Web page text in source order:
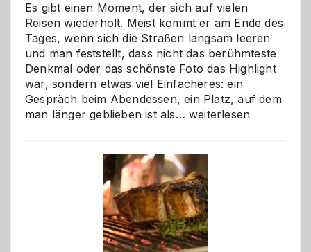
Es gibt einen Moment, der sich auf vielen
Reisen wiederholt. Meist kommt er am Ende des
Tages, wenn sich die Straßen langsam leeren
und man feststellt, dass nicht das berühmteste
Denkmal oder das schönste Foto das Highlight
war, sondern etwas viel Einfacheres: ein
Gespräch beim Abendessen, ein Platz, auf dem
man länger geblieben ist als… Als
–
die
Gelegenheit,
neue
Reiseziele
zu
weiterlesen